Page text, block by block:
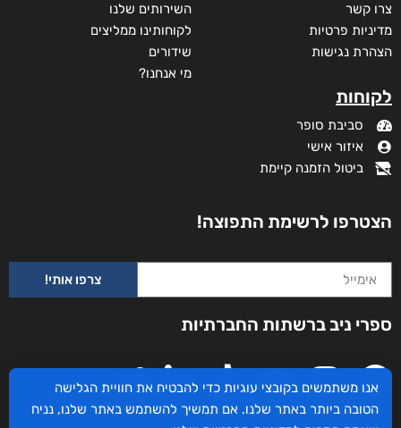
משולש המכשפה
דורג
5.00
₪40
–
₪73
₪40
מודפס
צרו קשר
מדיניות פרטיות
הצהרת נגישות
לקוחות
סביבת סופר
איזור אישי
ביטול הזמנה קיימת
השירותים שלנו
לקוחותינו ממליצים
שידורים
מי אנחנו?
הצטרפו לרשימת התפוצה!
צרפו אותי!
ספרי ניב ברשתות החברתיות
אנו משתמשים בקובצי עוגיות כדי להבטיח את חוויית הגלישה
הטובה ביותר באתר שלנו. אם תמשיך להשתמש באתר שלנו, נניח